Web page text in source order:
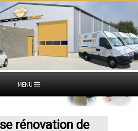
MENU
rénovation de